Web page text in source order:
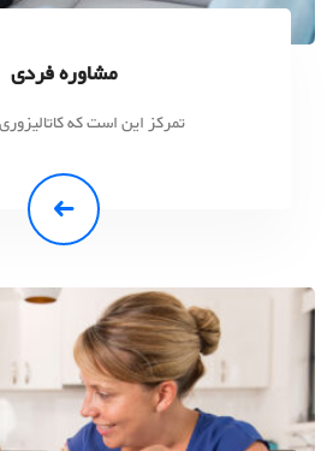
مشاوره فردی
تمرکز این است که